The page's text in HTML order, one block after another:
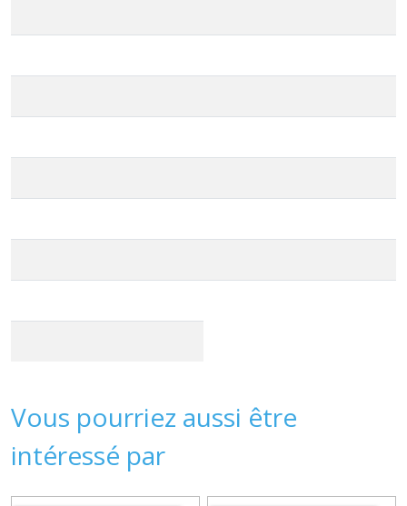
Vous pourriez aussi être
intéressé par